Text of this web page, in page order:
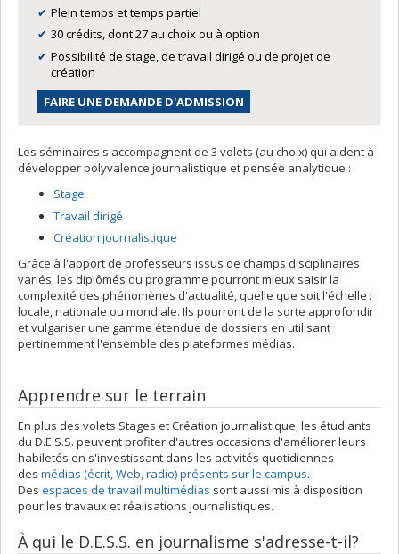
Plein temps et temps partiel
30 crédits, dont 27 au choix ou à option
Possibilité de stage, de travail dirigé ou de projet de
création
FAIRE UNE DEMANDE D'ADMISSION
Les séminaires s'accompagnent de 3 volets (au choix) qui aident à
développer polyvalence journalistique et pensée analytique :
Stage
Travail dirigé
Création journalistique
Grâce à l'apport de professeurs issus de champs disciplinaires
variés, les diplômés du programme pourront mieux saisir la
complexité des phénomènes d'actualité, quelle que soit l'échelle :
locale, nationale ou mondiale. Ils pourront de la sorte approfondir
et vulgariser une gamme étendue de dossiers en utilisant
pertinemment l'ensemble des plateformes médias.
Apprendre sur le terrain
En plus des volets Stages et Création journalistique, les étudiants
du D.E.S.S. peuvent profiter d'autres occasions d'améliorer leurs
habiletés en s'investissant dans les activités quotidiennes
des médias (écrit, Web, radio) présents sur le campus.
Des espaces de travail multimédias sont aussi mis à disposition
pour les travaux et réalisations journalistiques.
À qui le D.E.S.S. en journalisme s'adresse-t-il?